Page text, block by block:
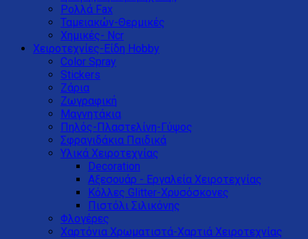
Ρολλά Fax
Ταμειακών-Θερμικές
Χημικές- Ncr
Χειροτεχνίες-Είδη Hobby
Color Spray
Stickers
Ζάρια
Ζωγραφική
Μαγνητάκια
Πηλός-Πλαστελίνη-Γύψος
Σφραγιδάκια Παιδικά
Υλικά Χειροτεχνίας
Decoration
Αξεσουάρ - Εργαλεία Χειροτεχνίας
Κόλλες Glitter-Xρυσόσκονες
Πιστόλι Σιλικόνης
Φλογέρες
Χαρτόνια Χρωματιστά-Χαρτιά Χειροτεχνίας